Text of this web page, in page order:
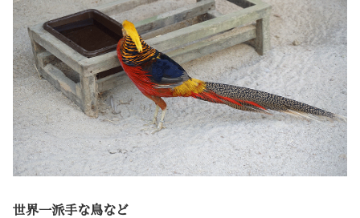
世界一派手な鳥など